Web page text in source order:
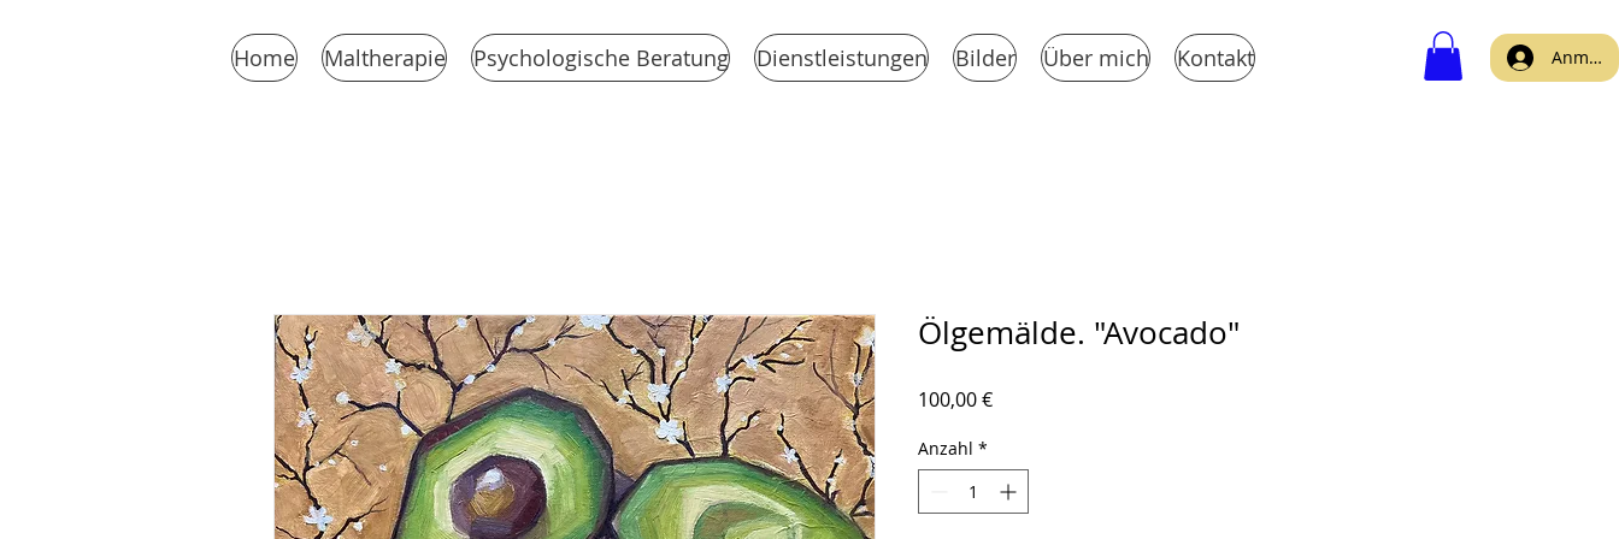
Home Maltherapie Psychologische Beratung Dienstleistungen Bilder Über mich Kontakt
Ölgemälde. "Avocado"
100,00 €Preis
Anzahl *